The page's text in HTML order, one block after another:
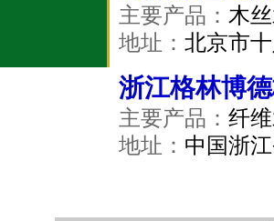
主要产品： 木
地址： 北京市
浙江格林博
主要产品： 纤
地址： 中国浙